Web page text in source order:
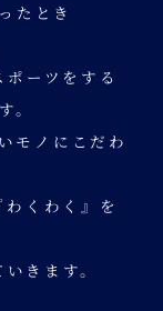
たとき
ーツをする
。
モノにこだわ
くわく』を
きます。